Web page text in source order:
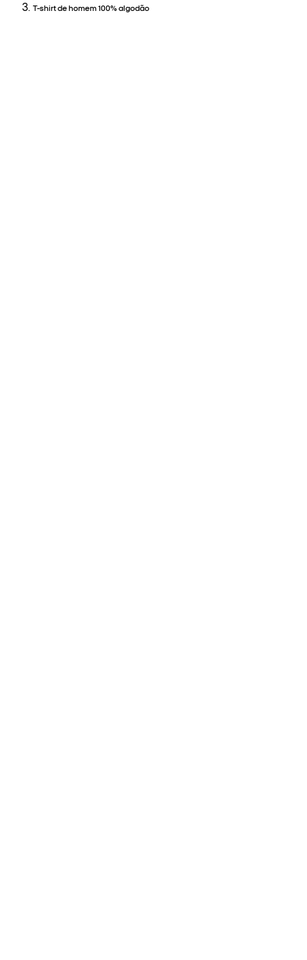
T-shirt de homem 100% algodão